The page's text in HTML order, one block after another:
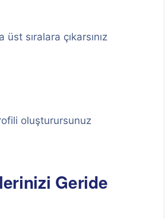
sıralara çıkarsınız
oluşturursunuz
Geride